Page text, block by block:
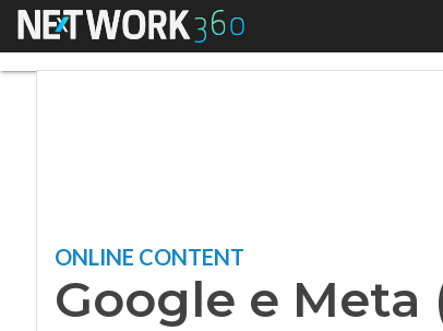
Menu Google e
ONLINE CONTENT
Google e Meta